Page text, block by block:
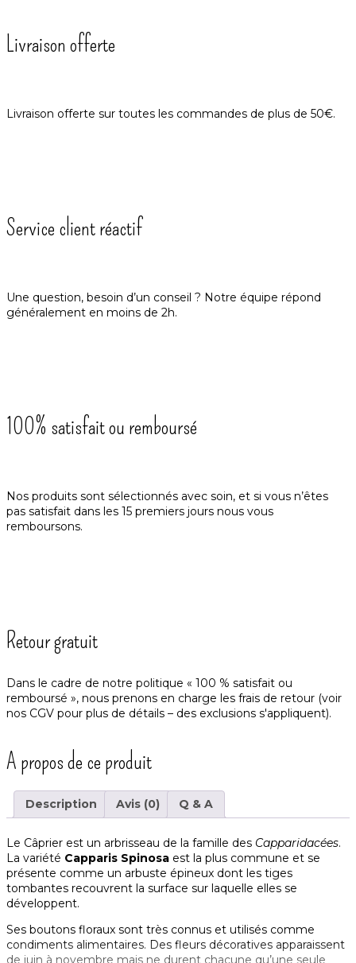
Livraison offerte
Livraison offerte sur toutes les commandes de plus de 50€.
Service client réactif
Une question, besoin d’un conseil ? Notre équipe répond
généralement en moins de 2h.
100% satisfait ou remboursé
Nos produits sont sélectionnés avec soin, et si vous n’êtes
pas satisfait dans les 15 premiers jours nous vous
remboursons.
Retour gratuit
Dans le cadre de notre politique « 100 % satisfait ou
remboursé », nous prenons en charge les frais de retour (voir
nos CGV pour plus de détails – des exclusions s'appliquent).
A propos de ce produit
Description Avis (0) Q & A
Le Câprier est un arbrisseau de la famille des Capparidacées.
La variété Capparis Spinosa est la plus commune et se
présente comme un arbuste épineux dont les tiges
tombantes recouvrent la surface sur laquelle elles se
développent.
Ses boutons floraux sont très connus et utilisés comme
condiments alimentaires. Des fleurs décoratives apparaissent
de juin à novembre mais ne durent chacune qu’une seule